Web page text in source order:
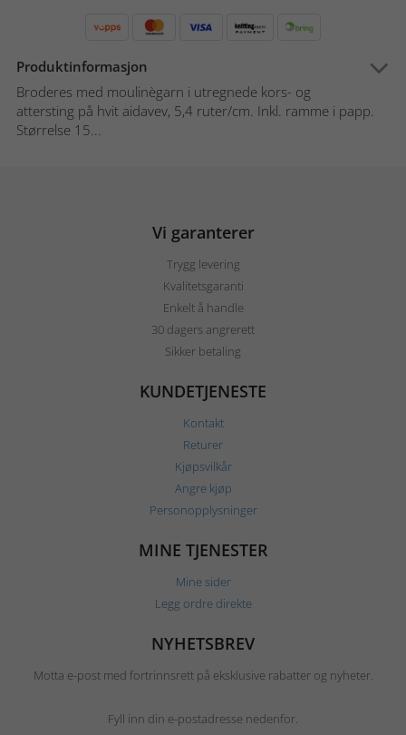
Produktinformasjon
Broderes med moulinègarn i utregnede kors- og
attersting på hvit aidavev, 5,4 ruter/cm. Inkl. ramme i papp.
Størrelse 15...
Vi garanterer
Trygg levering
Kvalitetsgaranti
Enkelt å handle
30 dagers angrerett
Sikker betaling
KUNDETJENESTE
Kontakt
Returer
Kjøpsvilkår
Angre kjøp
Personopplysninger
MINE TJENESTER
Mine sider
Legg ordre direkte
NYHETSBREV
Motta e-post med fortrinnsrett på eksklusive rabatter og nyheter.
Fyll inn din e-postadresse nedenfor.